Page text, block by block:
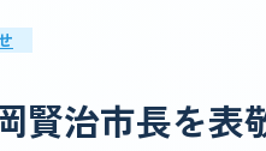
賢治市長を表